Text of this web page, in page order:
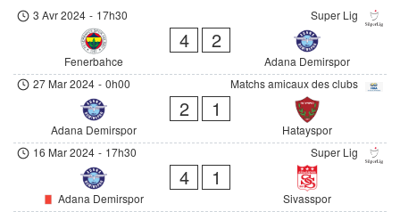
Super Lig
3 Avr 2024 - 17h30
Fenerbahce
4 2
Adana Demirspor
Matchs amicaux des clubs
27 Mar 2024 - 0h00
Adana Demirspor
2 1
Hatayspor
Super Lig
16 Mar 2024 - 17h30
Adana Demirspor
4 1
Sivasspor